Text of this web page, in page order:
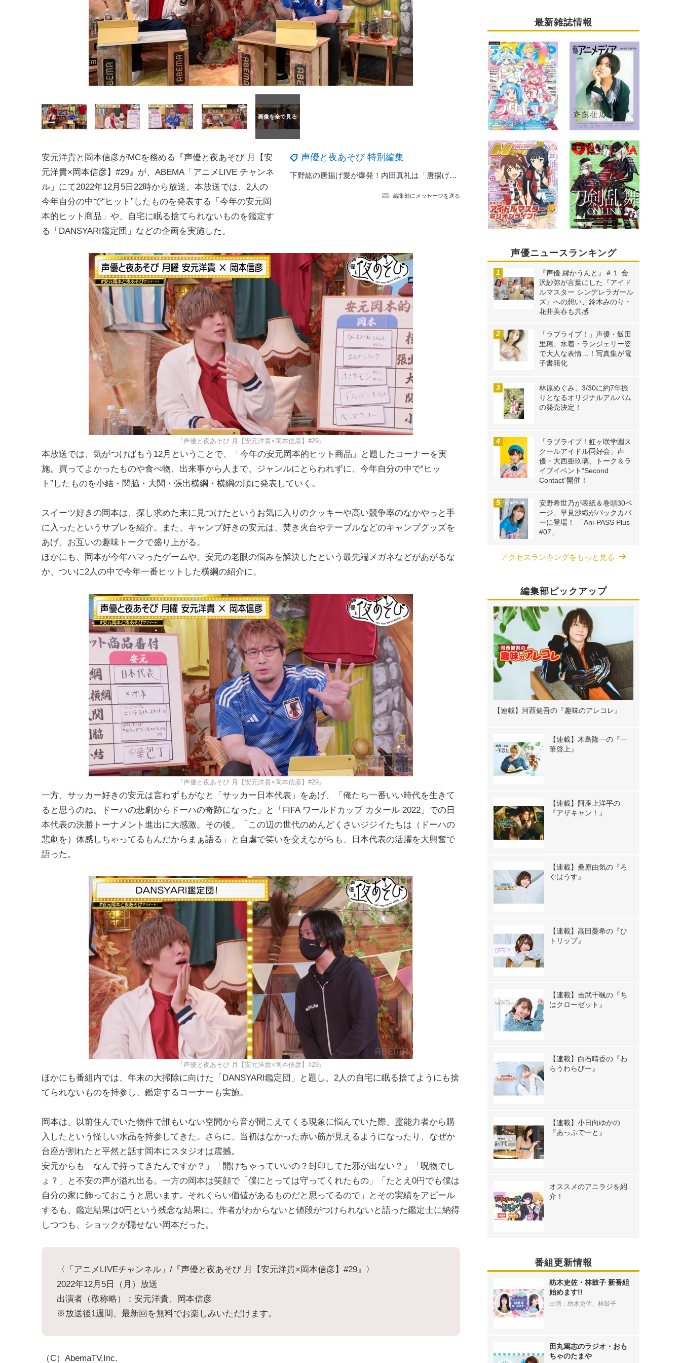
声優と夜あそび 特別編集
下野紘の唐揚げ愛が爆発！内田真礼は「唐揚げ博士難しいこと言ってる」【声優と夜あそびウォーカーズ】
編集部にメッセージを送る
安元洋貴と岡本信彦がMCを務める『声優と夜あそび 月【安
元洋貴×岡本信彦】#29』が、ABEMA「アニメLIVE チャンネ
ル」にて2022年12月5日22時から放送。本放送では、2人の
今年自分の中で“ヒット”したものを発表する「今年の安元岡
本的ヒット商品」や、自宅に眠る捨てられないものを鑑定す
る「DANSYARI鑑定団」などの企画を実施した。
『声優と夜あそび 月【安元洋貴×岡本信彦】#29』
本放送では、気がつけばもう12月ということで、「今年の安元岡本的ヒット商品」と題したコーナーを実
施。買ってよかったものや食べ物、出来事から人まで、ジャンルにとらわれずに、今年自分の中で“ヒッ
ト”したものを小結・関脇・大関・張出横綱・横綱の順に発表していく。
スイーツ好きの岡本は、探し求めた末に見つけたというお気に入りのクッキーや高い競争率のなかやっと手
に入ったというサブレを紹介。また、キャンプ好きの安元は、焚き火台やテーブルなどのキャンプグッズを
あげ、お互いの趣味トークで盛り上がる。
ほかにも、岡本が今年ハマったゲームや、安元の老眼の悩みを解決したという最先端メガネなどがあがるな
か、ついに2人の中で今年一番ヒットした横綱の紹介に。
『声優と夜あそび 月【安元洋貴×岡本信彦】#29』
一方、サッカー好きの安元は言わずもがなと「サッカー日本代表」をあげ、「俺たち一番いい時代を生きて
ると思うのね。ドーハの悲劇からドーハの奇跡になった」と「FIFA ワールドカップ カタール 2022」での日
本代表の決勝トーナメント進出に大感激。その後、「この辺の世代のめんどくさいジジイたちは（ドーハの
悲劇を）体感しちゃってるもんだからまぁ語る」と自虐で笑いを交えながらも、日本代表の活躍を大興奮で
語った。
『声優と夜あそび 月【安元洋貴×岡本信彦】#29』
ほかにも番組内では、年末の大掃除に向けた「DANSYARI鑑定団」と題し、2人の自宅に眠る捨てようにも捨
てられないものを持参し、鑑定するコーナーも実施。
岡本は、以前住んでいた物件で誰もいない空間から音が聞こえてくる現象に悩んでいた際、霊能力者から購
入したという怪しい水晶を持参してきた。さらに、当初はなかった赤い筋が見えるようになったり、なぜか
台座が割れたと平然と話す岡本にスタジオは震撼。
安元からも「なんで持ってきたんですか？」「開けちゃっていいの？封印してた邪が出ない？」「呪物でし
ょ？」と不安の声が溢れ出る。一方の岡本は笑顔で「僕にとっては守ってくれたもの」「たとえ0円でも僕は
自分の家に飾っておこうと思います。それくらい価値があるものだと思ってるので」とその実績をアピール
するも、鑑定結果は0円という残念な結果に。作者がわからないと値段がつけられないと語った鑑定士に納得
しつつも、ショックが隠せない岡本だった。
〈「アニメLIVEチャンネル」/『声優と夜あそび 月【安元洋貴×岡本信彦】#29』〉
2022年12月5日（月）放送
出演者（敬称略）：安元洋貴、岡本信彦
※放送後1週間、最新回を無料でお楽しみいただけます。
（C）AbemaTV,Inc.
最新雑誌情報
声優ニュースランキング
『声優 縁かうんと』＃１ 会
沢紗弥が言葉にした『アイド
ルマスター シンデレラガール
ズ』への想い、鈴木みのり・
花井美春も共感
「ラブライブ！」声優・飯田
里穂、水着・ランジェリー姿
で大人な表情…！写真集が電
子書籍化
林原めぐみ、3/30に約7年振
りとなるオリジナルアルバム
の発売決定！
「ラブライブ！虹ヶ咲学園ス
クールアイドル同好会」声
優・大西亜玖璃、トーク＆ラ
イブイベント“Second
Contact”開催！
安野希世乃が表紙＆巻頭30ペ
ージ、早見沙織がバックカバ
ーに登場！ 「Ani-PASS Plus
#07」
アクセスランキングをもっと見る
編集部ピックアップ
【連載】河西健吾の『趣味のアレコレ』
【連載】木島隆一の『一
筆啓上』
【連載】阿座上洋平の
『アザキャン！』
【連載】桑原由気の『ろ
ぐはうす』
【連載】高田憂希の『ひ
トリップ』
【連載】吉武千颯の『ち
はクローゼット』
【連載】白石晴香の『わ
らうわらびー』
【連載】小日向ゆかの
『あっぷでーと』
オススメのアニラジを紹
介！
番組更新情報
紡木吏佐・林鼓子 新番組
始めます!!
出演：紡木吏佐、林鼓子
田丸篤志のラジオ・おも
ちゃのたまや